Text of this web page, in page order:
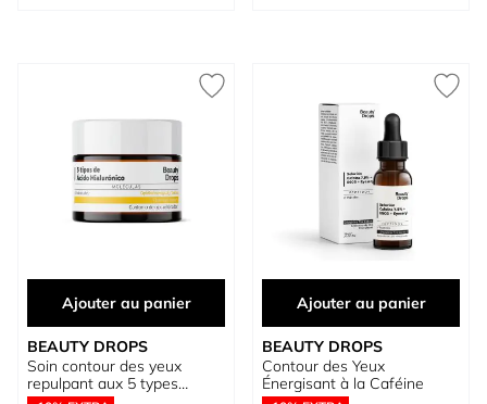
Ajouter au panier
BEAUTY DROPS
Soin contour des yeux
repulpant aux 5 types
Ajouter au panier
BEAUTY DROPS
Contour des Yeux
Énergisant à la Caféine